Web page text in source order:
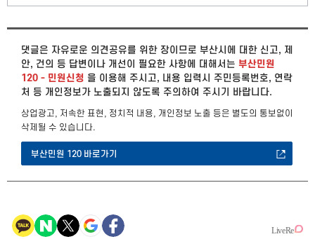
댓글은 자유로운 의견공유를 위한 장이므로 부산시에 대한 신고, 제
안, 건의 등 답변이나 개선이 필요한 사항에 대해서는 부산민원
120 - 민원신청 을 이용해 주시고, 내용 입력시 주민등록번호, 연락
처 등 개인정보가 노출되지 않도록 주의하여 주시기 바랍니다.
상업광고, 저속한 표현, 정치적 내용, 개인정보 노출 등은 별도의 통보없이
삭제될 수 있습니다.
부산민원 120 바로가기